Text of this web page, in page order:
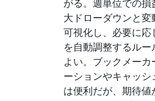
がる。週単位での損
大ドローダウンと変
可視化し、必要に応
を自動調整するルー
よい。ブックメーカ
ーションやキャッシ
は便利だが、期待値